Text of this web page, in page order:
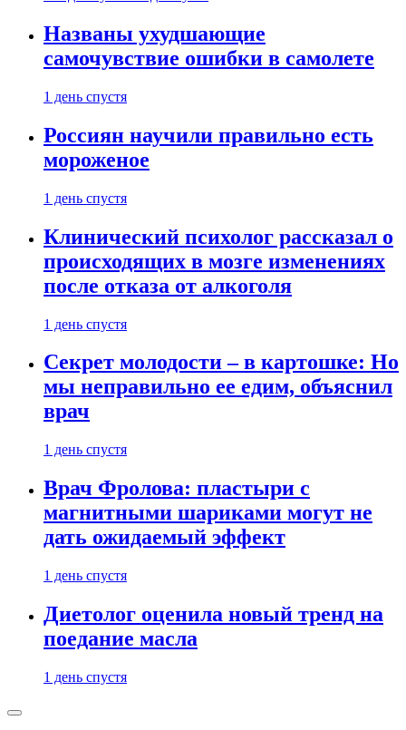
Названы ухудшающие
самочувствие ошибки в самолете
1 день спустя
Россиян научили правильно есть
мороженое
1 день спустя
Клинический психолог рассказал о
происходящих в мозге изменениях
после отказа от алкоголя
1 день спустя
Секрет молодости – в картошке: Но
мы неправильно ее едим, объяснил
врач
1 день спустя
Врач Фролова: пластыри с
магнитными шариками могут не
дать ожидаемый эффект
1 день спустя
Диетолог оценила новый тренд на
поедание масла
1 день спустя